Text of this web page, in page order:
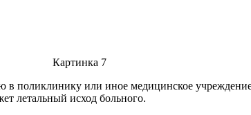
поликлинику или иное медицинское
летальный исход больного.